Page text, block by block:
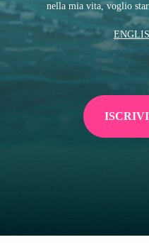
nella mia vita, voglio